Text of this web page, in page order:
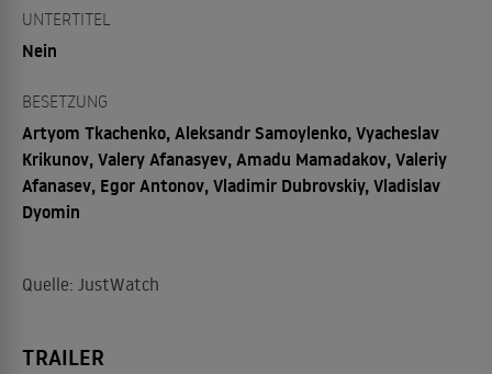
UNTERTITEL
Nein
BESETZUNG
Artyom Tkachenko, Aleksandr Samoylenko, Vyacheslav
Krikunov, Valery Afanasyev, Amadu Mamadakov, Valeriy
Afanasev, Egor Antonov, Vladimir Dubrovskiy, Vladislav
Dyomin
Quelle: JustWatch
TRAILER